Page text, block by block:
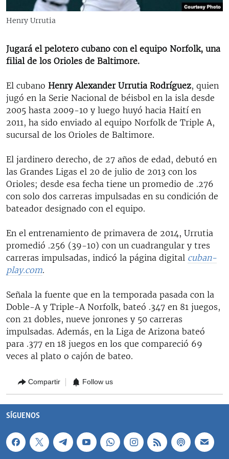
RADIO MARTÍ
ESPECIALES
ESPECIALES
LA REALIDAD DE LA VIVIENDA EN CUBA
SER VIEJO EN CUBA
KENTU-CUBANO
LOS SANTOS DE HIALEAH
DESINFORMACIÓN RUSA EN AMÉRICA LATINA
LA INVASIÓN DE RUSIA A UCRANIA
MULTIMEDIA
EDITORIALES
SÍGUENOS
Henry Urrutia
Jugará el pelotero cubano con el equipo Norfolk, una
filial de los Orioles de Baltimore.
El cubano Henry Alexander Urrutia Rodríguez, quien
jugó en la Serie Nacional de béisbol en la isla desde
2005 hasta 2009-10 y luego huyó hacia Haití en
2011, ha sido enviado al equipo Norfolk de Triple A,
sucursal de los Orioles de Baltimore.
El jardinero derecho, de 27 años de edad, debutó en
las Grandes Ligas el 20 de julio de 2013 con los
Orioles; desde esa fecha tiene un promedio de .276
con solo dos carreras impulsadas en su condición de
bateador designado con el equipo.
En el entrenamiento de primavera de 2014, Urrutia
promedió .256 (39-10) con un cuadrangular y tres
carreras impulsadas, indicó la página digital cuban-
play.com.
Señala la fuente que en la temporada pasada con la
Doble-A y Triple-A Norfolk, bateó .347 en 81 juegos,
con 21 dobles, nueve jonrones y 50 carreras
impulsadas. Además, en la Liga de Arizona bateó
para .377 en 18 juegos en los que compareció 69
veces al plato o cajón de bateo.
Compartir Follow us
SÍGUENOS